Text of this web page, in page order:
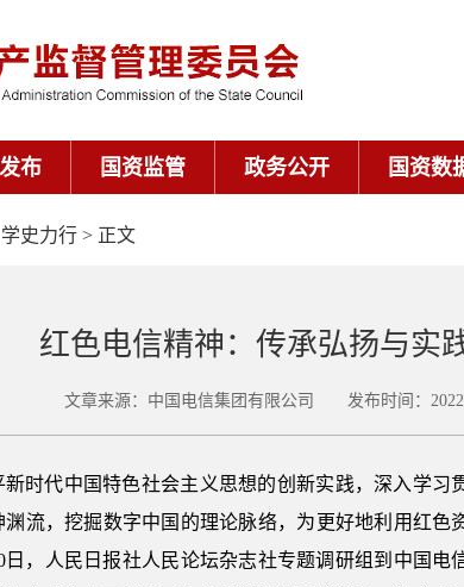
学史力行 > 正文
红色电信精神：传承弘扬与实
文章来源：中国电信集团有限公司 发布时间：
时代中国特色社会主义思想的创新实践，深入学习
流，挖掘数字中国的理论脉络，为更好地利用红
日，人民日报社人民论坛杂志社专题调研组到中国